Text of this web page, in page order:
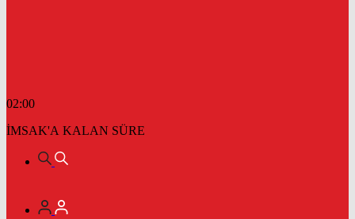
02:00
İMSAK'A KALAN SÜRE